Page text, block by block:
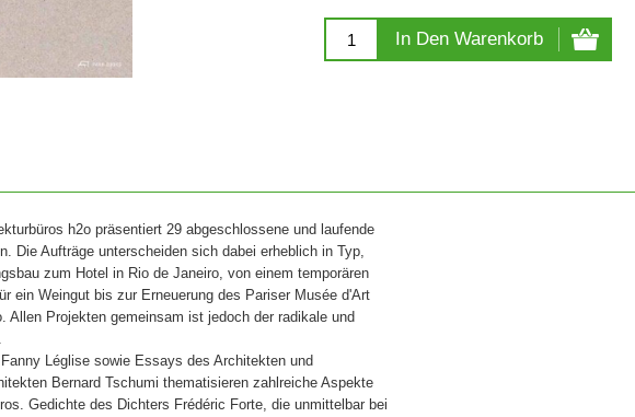
In Den Warenkorb
h2o präsentiert 29 abgeschlossene und laufende
Die Aufträge unterscheiden sich dabei erheblich in Typ,
zum Hotel in Rio de Janeiro, von einem temporären
ein Weingut bis zur Erneuerung des Pariser Musée d'Art
Allen Projekten gemeinsam ist jedoch der radikale und
Léglise sowie Essays des Architekten und
Bernard Tschumi thematisieren zahlreiche Aspekte
Gedichte des Dichters Frédéric Forte, die unmittelbar bei